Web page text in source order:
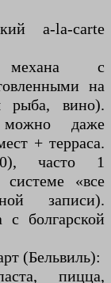
a-la-carte
механа с
на
рыба, вино).
даже
+ терраса.
часто 1
«все
записи).
болгарской
(Бельвиль):
пицца,